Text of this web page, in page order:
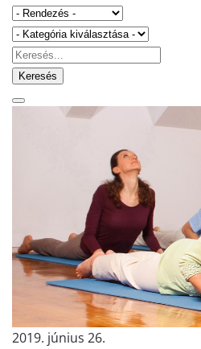
Keresés
2019. június 26.